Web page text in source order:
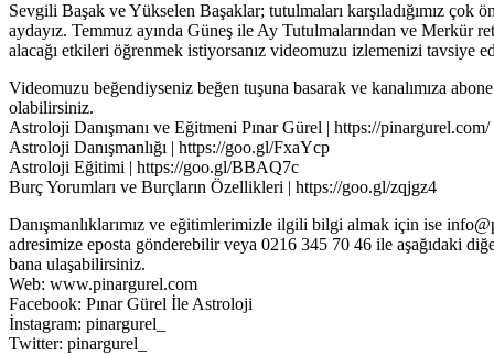
Sevgili Başak ve Yükselen Başaklar; tutulmaları karşıladığımız çok
aydayız. Temmuz ayında Güneş ile Ay Tutulmalarından ve Merkür
alacağı etkileri öğrenmek istiyorsanız videomuzu izlemenizi tavsiye
Videomuzu beğendiyseniz beğen tuşuna basarak ve kanalımıza
olabilirsiniz.
Astroloji Danışmanı ve Eğitmeni Pınar Gürel | https://pinargurel.com/
Astroloji Danışmanlığı | https://goo.gl/FxaYcp
Astroloji Eğitimi | https://goo.gl/BBAQ7c
Burç Yorumları ve Burçların Özellikleri | https://goo.gl/zqjgz4
Danışmanlıklarımız ve eğitimlerimizle ilgili bilgi almak için ise
adresimize eposta gönderebilir veya 0216 345 70 46 ile aşağıdaki
bana ulaşabilirsiniz.
Web: www.pinargurel.com
Facebook: Pınar Gürel İle Astroloji
İnstagram: pinargurel_
Twitter: pinargurel_